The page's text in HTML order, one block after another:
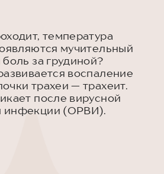
температура
мучительный
за грудиной?
воспаление
трахеи — трахеит.
после вирусной
инфекции (ОРВИ).